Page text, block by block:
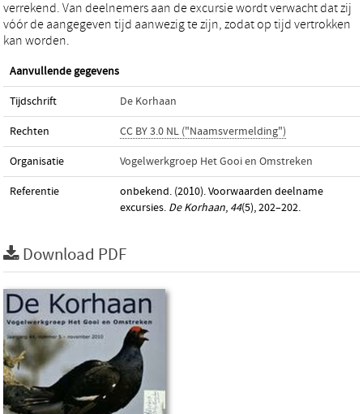
verrekend. Van deelnemers aan de excursie wordt verwacht dat zij
vóór de aangegeven tijd aanwezig te zijn, zodat op tijd vertrokken
kan worden.
Aanvullende gegevens
Tijdschrift De Korhaan
Rechten CC BY 3.0 NL ("Naamsvermelding")
Organisatie Vogelwerkgroep Het Gooi en Omstreken
Referentie
onbekend. (2010). Voorwaarden deelname
excursies. De Korhaan, 44(5), 202–202.
Download PDF